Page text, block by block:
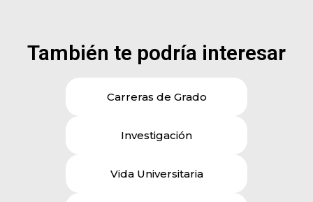
También te podría interesar
Carreras de Grado
Investigación
Vida Universitaria